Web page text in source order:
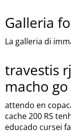
Galleria
La galleria di
travestis
macho
attendo en
cache 200 RS
educado cursei